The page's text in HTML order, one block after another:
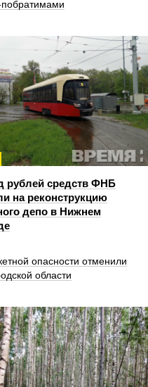
рублей средств ФНБ
на реконструкцию
депо в Нижнем
опасности отменили
области